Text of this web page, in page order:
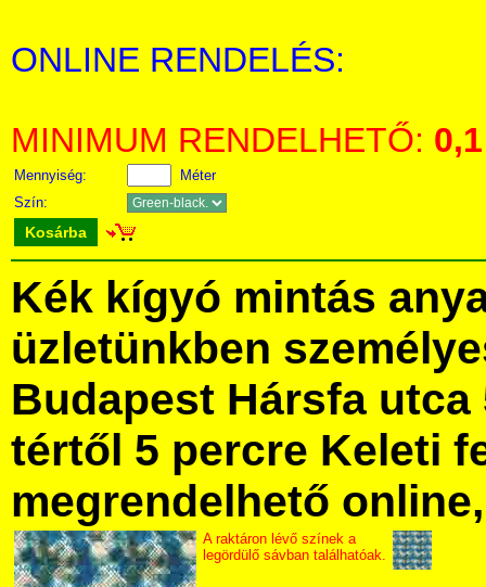
ONLINE RENDELÉS:
MINIMUM RENDELHETŐ: 0,1
Mennyiség:
Méter
Szín:
Kosárba
Kék kígyó mintás
üzletünkben
Budapest Hársfa utca
tértől 5 percre Keleti
megrendelhető
A raktáron lévő színek a
legördülő sávban találhatóak.